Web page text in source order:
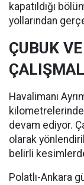
kapatıldığı
yollarından
ÇUBUK
Havalimanı
kilometrelerinde
devam ediyor.
olarak
belirli
Polatlı-Ankara